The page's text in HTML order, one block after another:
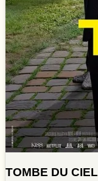
TOMBE DU CIEL